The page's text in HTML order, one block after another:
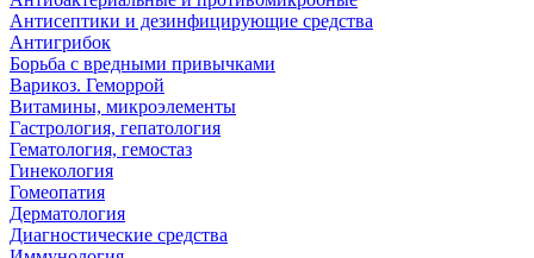
Антисептики и дезинфицирующие средства
Антигрибок
Борьба с вредными привычками
Варикоз. Геморрой
Витамины, микроэлементы
Гастрология, гепатология
Гематология, гемостаз
Гинекология
Гомеопатия
Дерматология
Диагностические средства